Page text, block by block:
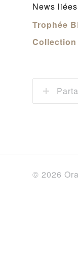
News liées
Trophée
© 2026